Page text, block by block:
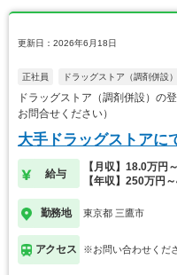
更新日：2026年6月18日
正社員 ドラッグストア（調剤併設）
ドラッグストア（調剤併設）
お問合せください）
大手ドラッグストアに
給与
【月収】18.0万円
【年収】250万円
勤務地 東京都 三鷹市
アクセス ※お問い合わせくだ